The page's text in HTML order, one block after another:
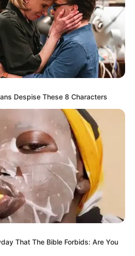
Despise These 8 Characters
That The Bible Forbids: Are You